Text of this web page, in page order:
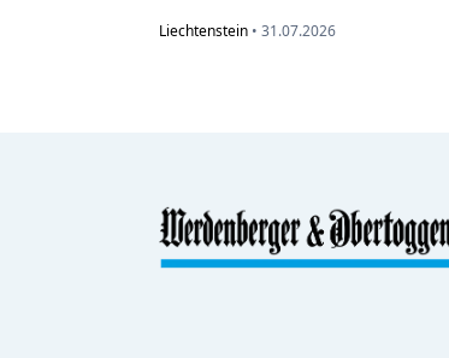
Liechtenstein • 31.07.2026